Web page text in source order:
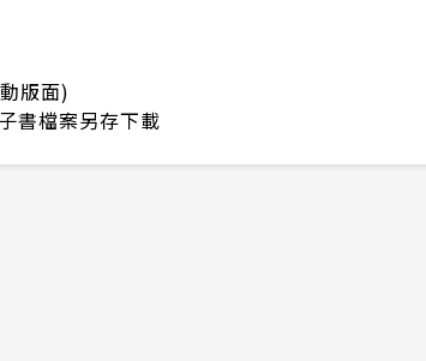
版面)
書檔案另存下載